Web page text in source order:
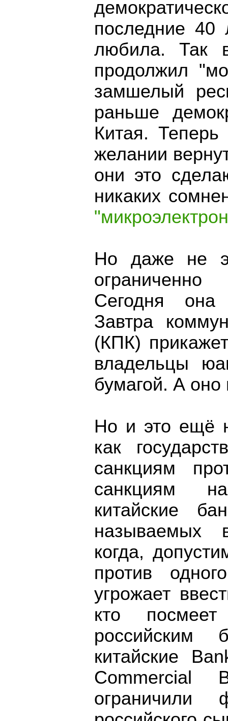
последние
любила. Так
продолжил
замшелый
раньше
Китая.
желании
они это
никаких
Но даже не
ограниченно
Сегодня
Завтра
(КПК)
владельцы
бумагой. А
Но и это ещё
как
санкциям
санкциям
китайские
называемых
когда,
против
угрожает
кто
российским
китайские
ограничили